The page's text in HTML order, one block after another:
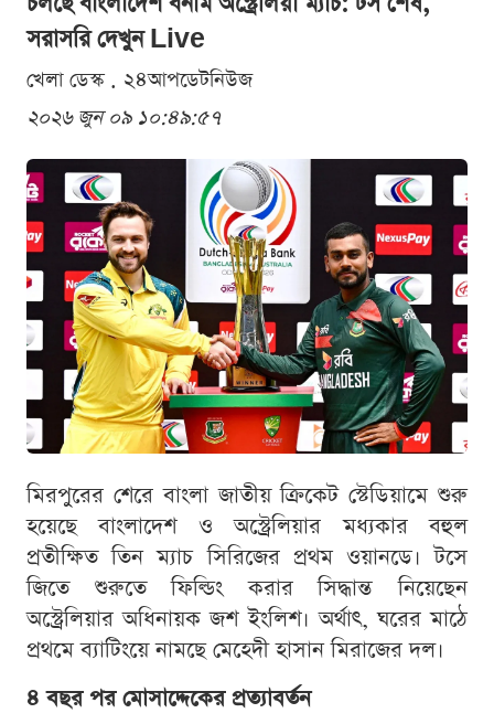
সরাসরি দেখুন Live
খেলা ডেস্ক . ২৪আপডেটনিউজ
২০২৬ জুন ০৯ ১০:৪৯:৫৭
মিরপুরের শেরে বাংলা জাতীয় ক্রিকেট স্টেডিয়ামে শুরু
হয়েছে বাংলাদেশ ও অস্ট্রেলিয়ার মধ্যকার বহুল
প্রতীক্ষিত তিন ম্যাচ সিরিজের প্রথম ওয়ানডে। টসে
জিতে শুরুতে ফিল্ডিং করার সিদ্ধান্ত নিয়েছেন
অস্ট্রেলিয়ার অধিনায়ক জশ ইংলিশ। অর্থাৎ, ঘরের মাঠে
প্রথমে ব্যাটিংয়ে নামছে মেহেদী হাসান মিরাজের দল।
৪ বছর পর মোসাদ্দেকের প্রত্যাবর্তন